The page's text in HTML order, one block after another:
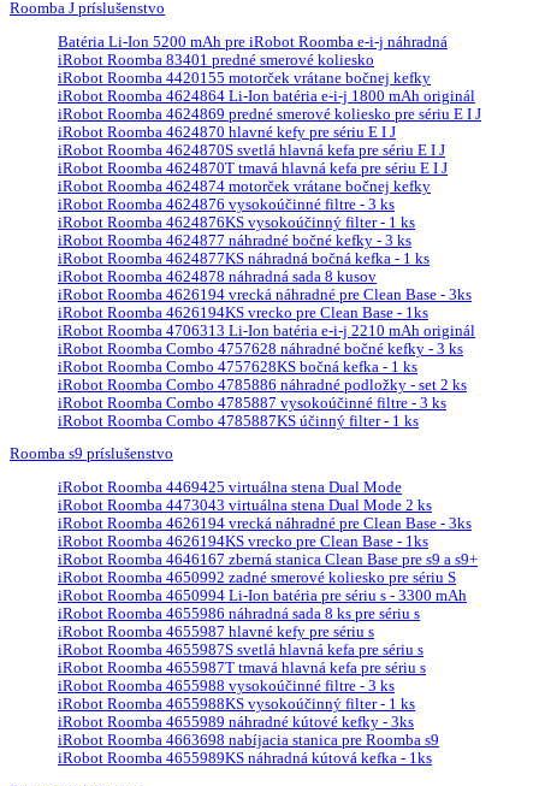
Roomba J príslušenstvo
Batéria Li-Ion 5200 mAh pre iRobot Roomba e-i-j náhradná
iRobot Roomba 83401 predné smerové koliesko
iRobot Roomba 4420155 motorček vrátane bočnej kefky
iRobot Roomba 4624864 Li-Ion batéria e-i-j 1800 mAh originál
iRobot Roomba 4624869 predné smerové koliesko pre sériu E I J
iRobot Roomba 4624870 hlavné kefy pre sériu E I J
iRobot Roomba 4624870S svetlá hlavná kefa pre sériu E I J
iRobot Roomba 4624870T tmavá hlavná kefa pre sériu E I J
iRobot Roomba 4624874 motorček vrátane bočnej kefky
iRobot Roomba 4624876 vysokoúčinné filtre - 3 ks
iRobot Roomba 4624876KS vysokoúčinný filter - 1 ks
iRobot Roomba 4624877 náhradné bočné kefky - 3 ks
iRobot Roomba 4624877KS náhradná bočná kefka - 1 ks
iRobot Roomba 4624878 náhradná sada 8 kusov
iRobot Roomba 4626194 vrecká náhradné pre Clean Base - 3ks
iRobot Roomba 4626194KS vrecko pre Clean Base - 1ks
iRobot Roomba 4706313 Li-Ion batéria e-i-j 2210 mAh originál
iRobot Roomba Combo 4757628 náhradné bočné kefky - 3 ks
iRobot Roomba Combo 4757628KS bočná kefka - 1 ks
iRobot Roomba Combo 4785886 náhradné podložky - set 2 ks
iRobot Roomba Combo 4785887 vysokoúčinné filtre - 3 ks
iRobot Roomba Combo 4785887KS účinný filter - 1 ks
Roomba s9 príslušenstvo
iRobot Roomba 4469425 virtuálna stena Dual Mode
iRobot Roomba 4473043 virtuálna stena Dual Mode 2 ks
iRobot Roomba 4626194 vrecká náhradné pre Clean Base - 3ks
iRobot Roomba 4626194KS vrecko pre Clean Base - 1ks
iRobot Roomba 4646167 zberná stanica Clean Base pre s9 a s9+
iRobot Roomba 4650992 zadné smerové koliesko pre sériu S
iRobot Roomba 4650994 Li-Ion batéria pre sériu s - 3300 mAh
iRobot Roomba 4655986 náhradná sada 8 ks pre sériu s
iRobot Roomba 4655987 hlavné kefy pre sériu s
iRobot Roomba 4655987S svetlá hlavná kefa pre sériu s
iRobot Roomba 4655987T tmavá hlavná kefa pre sériu s
iRobot Roomba 4655988 vysokoúčinné filtre - 3 ks
iRobot Roomba 4655988KS vysokoúčinný filter - 1 ks
iRobot Roomba 4655989 náhradné kútové kefky - 3ks
iRobot Roomba 4663698 nabíjacia stanica pre Roomba s9
iRobot Roomba 4655989KS náhradná kútová kefka - 1ks